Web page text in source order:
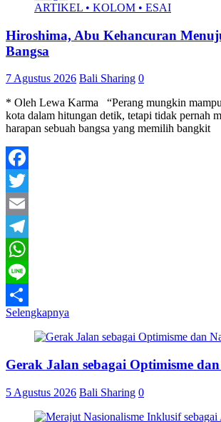
ARTIKEL • KOLOM • ESAI
Hiroshima, Abu Kehancuran
Bangsa
7 Agustus 2026 Bali Sharing 0
* Oleh Lewa Karma “Perang mungkin
kota dalam hitungan detik, tetapi tidak pernah
harapan sebuah bangsa yang memilih bangkit
Facebook
Twitter
Email
Telegram
WhatsApp
Line
Share
Selengkapnya
Gerak Jalan sebagai Optimisme
5 Agustus 2026 Bali Sharing 0